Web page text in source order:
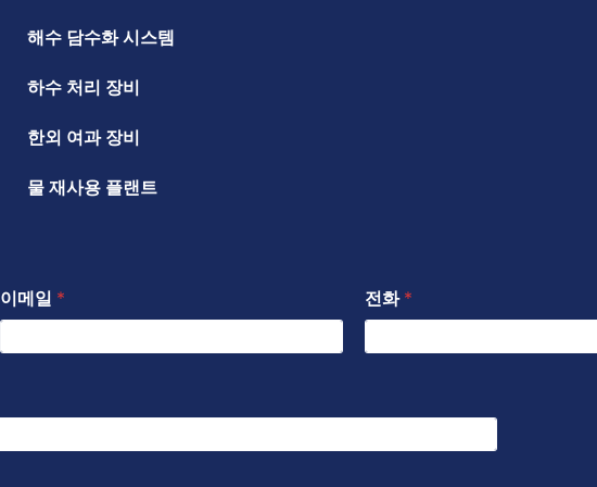
해수 담수화 시스템
하수 처리 장비
한외 여과 장비
물 재사용 플랜트
이메일 * 전화 *